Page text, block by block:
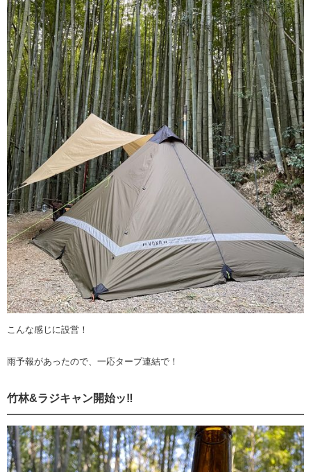
こんな感じに設営！
雨予報があったので、一応タープ連結で！
竹林&ラジキャン開始ッ‼️